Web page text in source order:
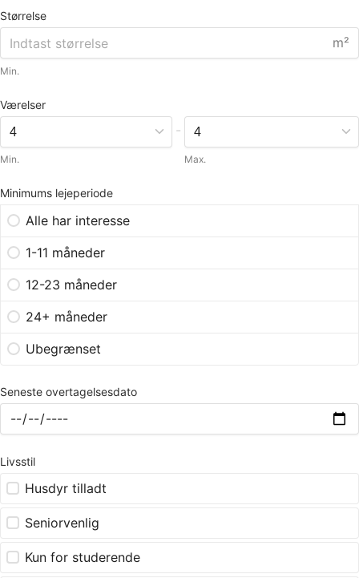
Størrelse
m²
Min.
Værelser
Min.
-
Max.
Minimums lejeperiode
Alle har interesse
1-11 måneder
12-23 måneder
24+ måneder
Ubegrænset
Seneste overtagelsesdato
Livsstil
Husdyr tilladt
Seniorvenlig
Kun for studerende